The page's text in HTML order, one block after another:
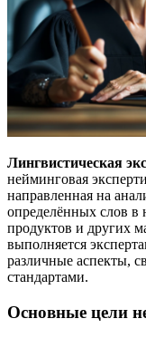
Лингвистическая
нейминговая
направленная на
определённых слов в
продуктов и других
выполняется
различные аспекты,
стандартами.
Основные цели